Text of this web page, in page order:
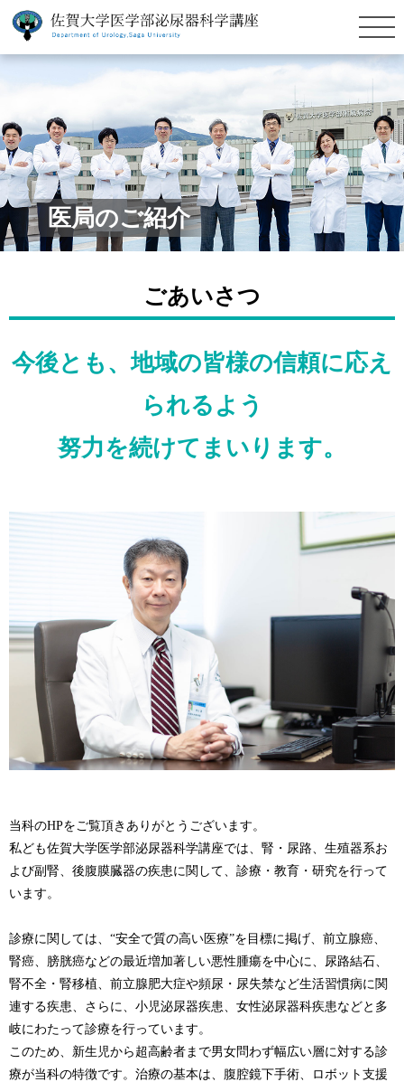
医局のご紹介
ごあいさつ
今後とも、地域の皆様の信頼に応え
られるよう
努力を続けてまいります。
当科のHPをご覧頂きありがとうございます。
私ども佐賀大学医学部泌尿器科学講座では、腎・尿路、生殖器系お
よび副腎、後腹膜臓器の疾患に関して、診療・教育・研究を行って
います。
診療に関しては、“安全で質の高い医療”を目標に掲げ、前立腺癌、
腎癌、膀胱癌などの最近増加著しい悪性腫瘍を中心に、尿路結石、
腎不全・腎移植、前立腺肥大症や頻尿・尿失禁など生活習慣病に関
連する疾患、さらに、小児泌尿器疾患、女性泌尿器科疾患などと多
岐にわたって診療を行っています。
このため、新生児から超高齢者まで男女問わず幅広い層に対する診
療が当科の特徴です。治療の基本は、腹腔鏡下手術、ロボット支援